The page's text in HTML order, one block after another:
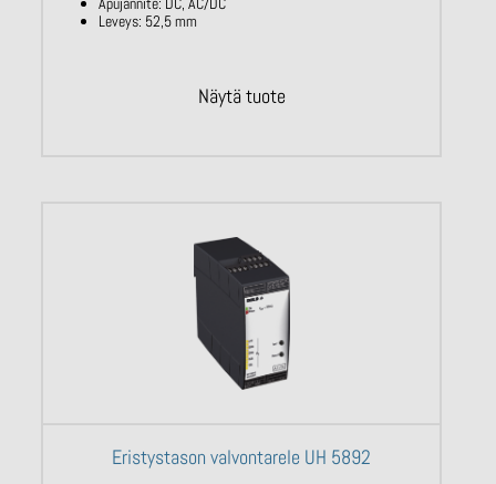
Leveys: 52,5 mm
Näytä tuote
Eristystason valvontarele UH 5892